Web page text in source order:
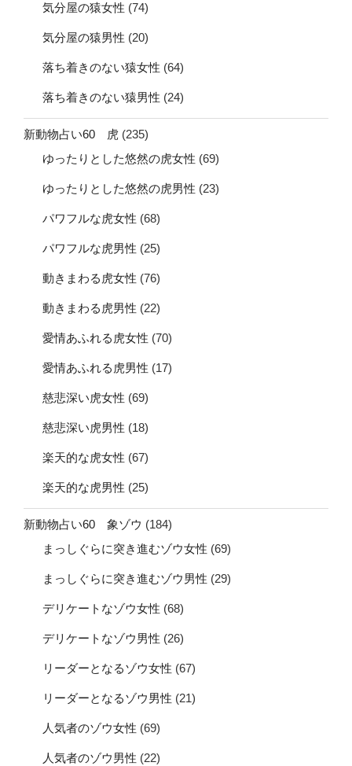
気分屋の猿女性 (74)
気分屋の猿男性 (20)
落ち着きのない猿女性 (64)
落ち着きのない猿男性 (24)
新動物占い60 虎 (235)
ゆったりとした悠然の虎女性 (69)
ゆったりとした悠然の虎男性 (23)
パワフルな虎女性 (68)
パワフルな虎男性 (25)
動きまわる虎女性 (76)
動きまわる虎男性 (22)
愛情あふれる虎女性 (70)
愛情あふれる虎男性 (17)
慈悲深い虎女性 (69)
慈悲深い虎男性 (18)
楽天的な虎女性 (67)
楽天的な虎男性 (25)
新動物占い60 象ゾウ (184)
まっしぐらに突き進むゾウ女性 (69)
まっしぐらに突き進むゾウ男性 (29)
デリケートなゾウ女性 (68)
デリケートなゾウ男性 (26)
リーダーとなるゾウ女性 (67)
リーダーとなるゾウ男性 (21)
人気者のゾウ女性 (69)
人気者のゾウ男性 (22)